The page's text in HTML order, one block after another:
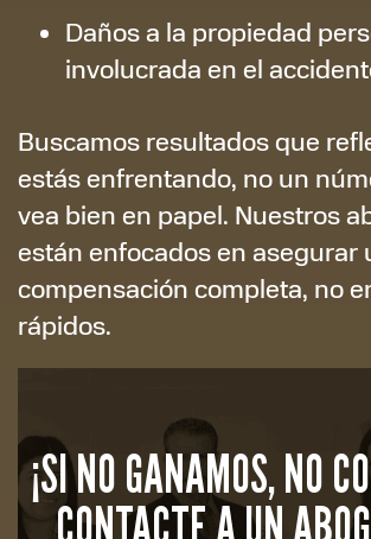
Daños a la propiedad
involucrada en el
Buscamos resultados que
estás enfrentando, no un
vea bien en papel. Nuestros
están enfocados en asegurar
compensación completa, no
rápidos.
¡SI NO GANAMOS, NO
CONTACTE A UN